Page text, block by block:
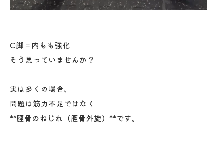
O脚＝内もも強化
そう思っていませんか？
実は多くの場合、
問題は筋力不足ではなく
**脛骨のねじれ（脛骨外旋）**です。